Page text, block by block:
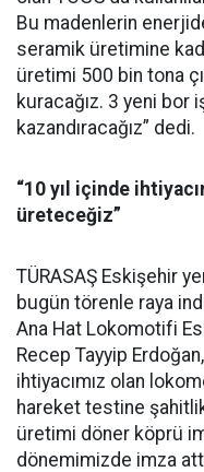
Bu madenlerin
seramik üretimine
üretimi 500 bin tona
kuracağız. 3 yeni bor
kazandıracağız” dedi.
“10 yıl içinde
üreteceğiz”
TÜRASAŞ Eskişehir
bugün törenle raya
Ana Hat Lokomotifi
Recep Tayyip
ihtiyacımız olan
hareket testine
üretimi döner köprü
dönemimizde imza